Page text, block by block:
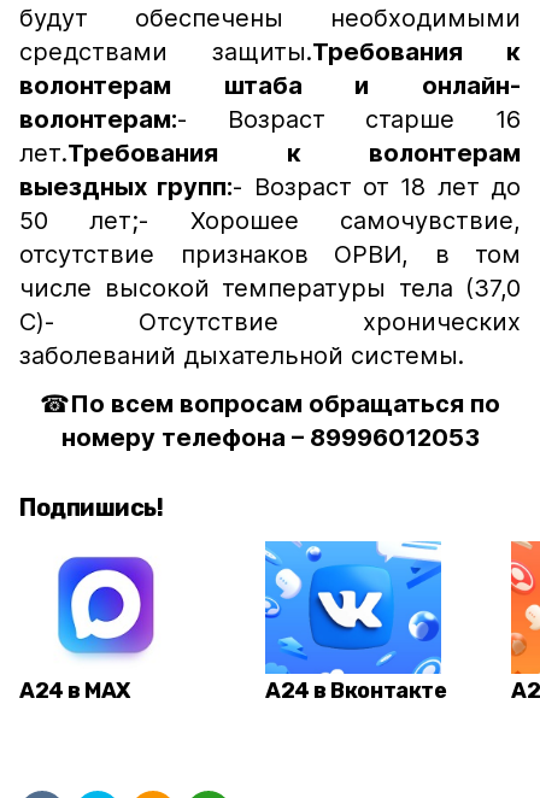
будут обеспечены необходимыми
средствами защиты.Требования к
волонтерам штаба и онлайн-
волонтерам:- Возраст старше 16
лет.Требования к волонтерам
выездных групп:- Возраст от 18 лет до
50 лет;- Хорошее самочувствие,
отсутствие признаков ОРВИ, в том
числе высокой температуры тела (37,0
С)- Отсутствие хронических
заболеваний дыхательной системы.
☎По всем вопросам обращаться по
номеру телефона – 89996012053
Подпишись!
А24 в MAX А24 в Вконтакте